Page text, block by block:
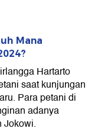
Mana
Hartarto
saat kunjungan
Para petani di
adanya
Jokowi.